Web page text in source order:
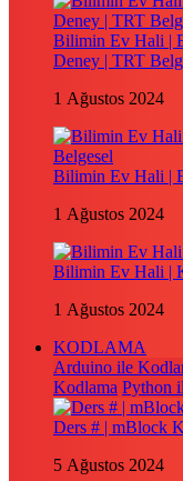
Bilimin Ev Hali |
Deney | TRT
1 Ağustos 2024
Bilimin Ev Hali |
1 Ağustos 2024
Bilimin Ev Hali |
1 Ağustos 2024
KODLAMA
Arduino ile
Kodlama Python
Ders # | mBlock
5 Ağustos 2024